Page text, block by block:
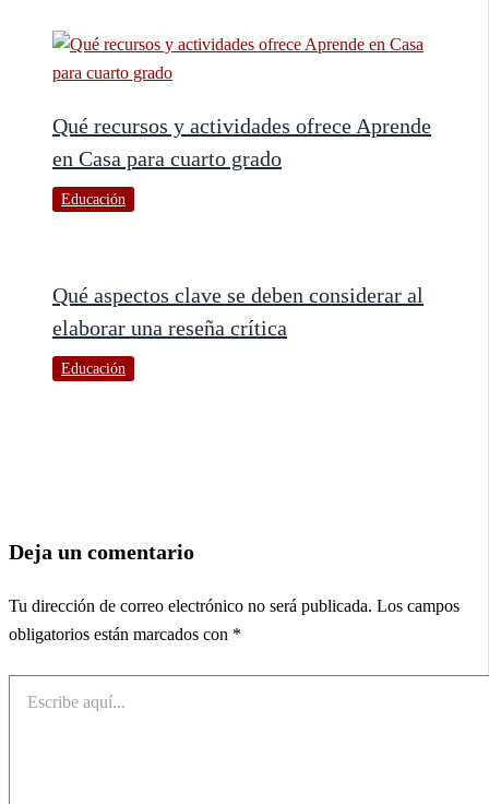
Qué recursos y actividades ofrece Aprende
en Casa para cuarto grado
Educación
Qué aspectos clave se deben considerar al
elaborar una reseña crítica
Educación
Deja un comentario
Tu dirección de correo electrónico no será publicada. Los campos
obligatorios están marcados con *
aquí...